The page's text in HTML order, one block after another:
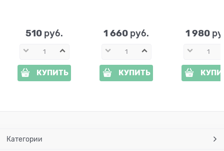
510 руб.
КУПИТЬ
1 660 руб.
КУПИТЬ
1 980
Категории